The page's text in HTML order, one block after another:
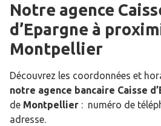
Notre agence
d’Epargne à
Montpellier
Découvrez les coordonnées et
notre agence bancaire Caisse
de Montpellier : numéro de
adresse.